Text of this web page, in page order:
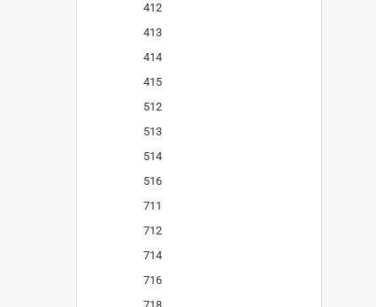
412
413
414
415
512
513
514
516
711
712
714
716